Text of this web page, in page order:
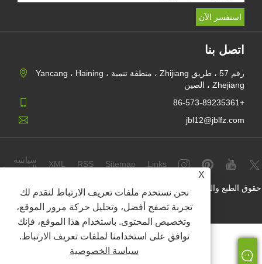
X
نحن نستخدم ملفات تعريف الارتباط لنقدم لك
تجربة تصفح أفضل، وتحليل حركة مرور الموقع،
وتخصيص المحتوى. باستخدام هذا الموقع، فإنك
توافق على استخدامنا لملفات تعريف الارتباط.
سياسة الخصوصية
اتصل بنا
رقم 57 ، طريق Zhijiang ، منطقة تنمية Yancang ، Haining ،
Zhejiang ، الصين
+86-573-89235361
jbl12@jblfz.com
Links
Sitemap
RSS
XML
سياسة
الخصوصية
حقوق الطبع والنشر © 2021 Haining Jinbaili Textile Co. ، Ltd. جميع الحقوق
محفوظة.